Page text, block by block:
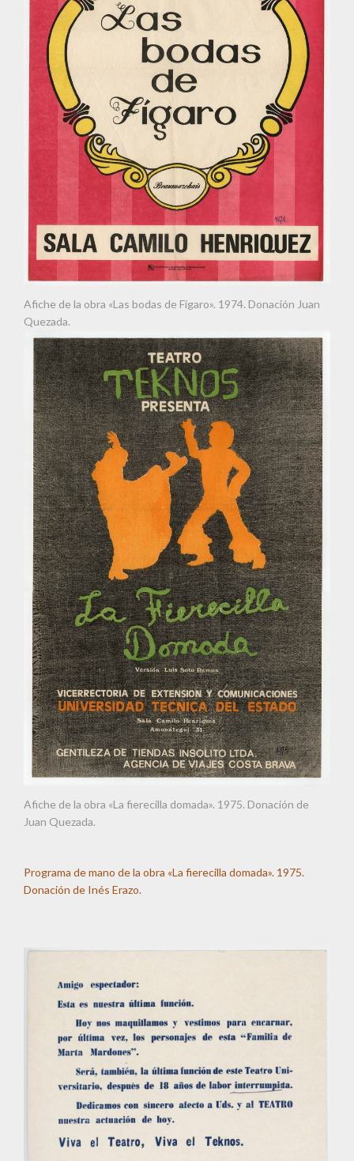
Afiche de la obra «Las bodas de Fígaro». 1974. Donación Juan
Quezada.
Afiche de la obra «La fierecilla domada». 1975. Donación de
Juan Quezada.
Programa de mano de la obra «La fierecilla domada». 1975.
Donación de Inés Erazo.